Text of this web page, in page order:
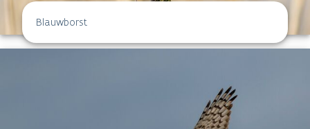
Blauwborst